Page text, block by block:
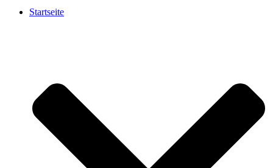
Startseite